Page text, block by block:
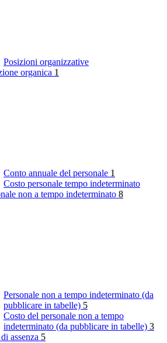
Posizioni organizzative
organica 1
Conto annuale del personale 1
Costo personale tempo indeterminato
non a tempo indeterminato 8
Personale non a tempo indeterminato (da
pubblicare in tabelle) 5
Costo del personale non a tempo
indeterminato (da pubblicare in tabelle) 3
assenza 5